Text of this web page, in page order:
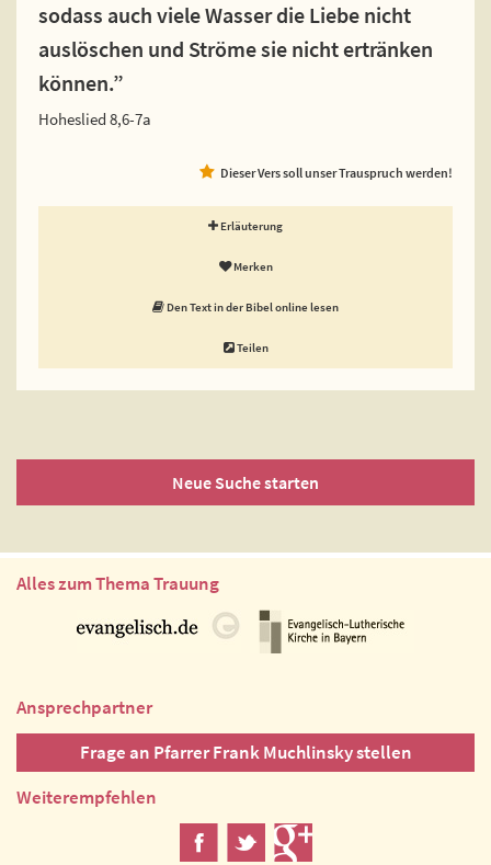
sodass auch viele Wasser die Liebe nicht
auslöschen und Ströme sie nicht ertränken
können.”
Hoheslied 8,6-7a
Dieser Vers soll unser Trauspruch werden!
Erläuterung
Merken
Den Text in der Bibel online lesen
Teilen
Neue Suche starten
Alles zum Thema Trauung
Ansprechpartner
Frage an Pfarrer Frank Muchlinsky stellen
Weiterempfehlen